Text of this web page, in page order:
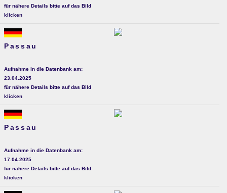
für nähere Details bitte auf das Bild
klicken
Passau
Aufnahme in die Datenbank am:
23.04.2025
für nähere Details bitte auf das Bild
klicken
Passau
Aufnahme in die Datenbank am:
17.04.2025
für nähere Details bitte auf das Bild
klicken